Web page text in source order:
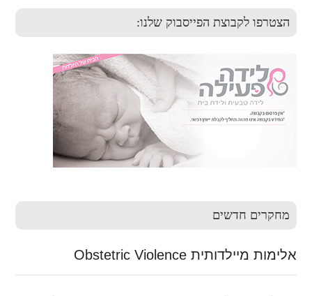
הצטרפו לקבוצת הפייסבוק שלנו:
מחקרים חדשים
אלימות מיילדותית Obstetric Violence